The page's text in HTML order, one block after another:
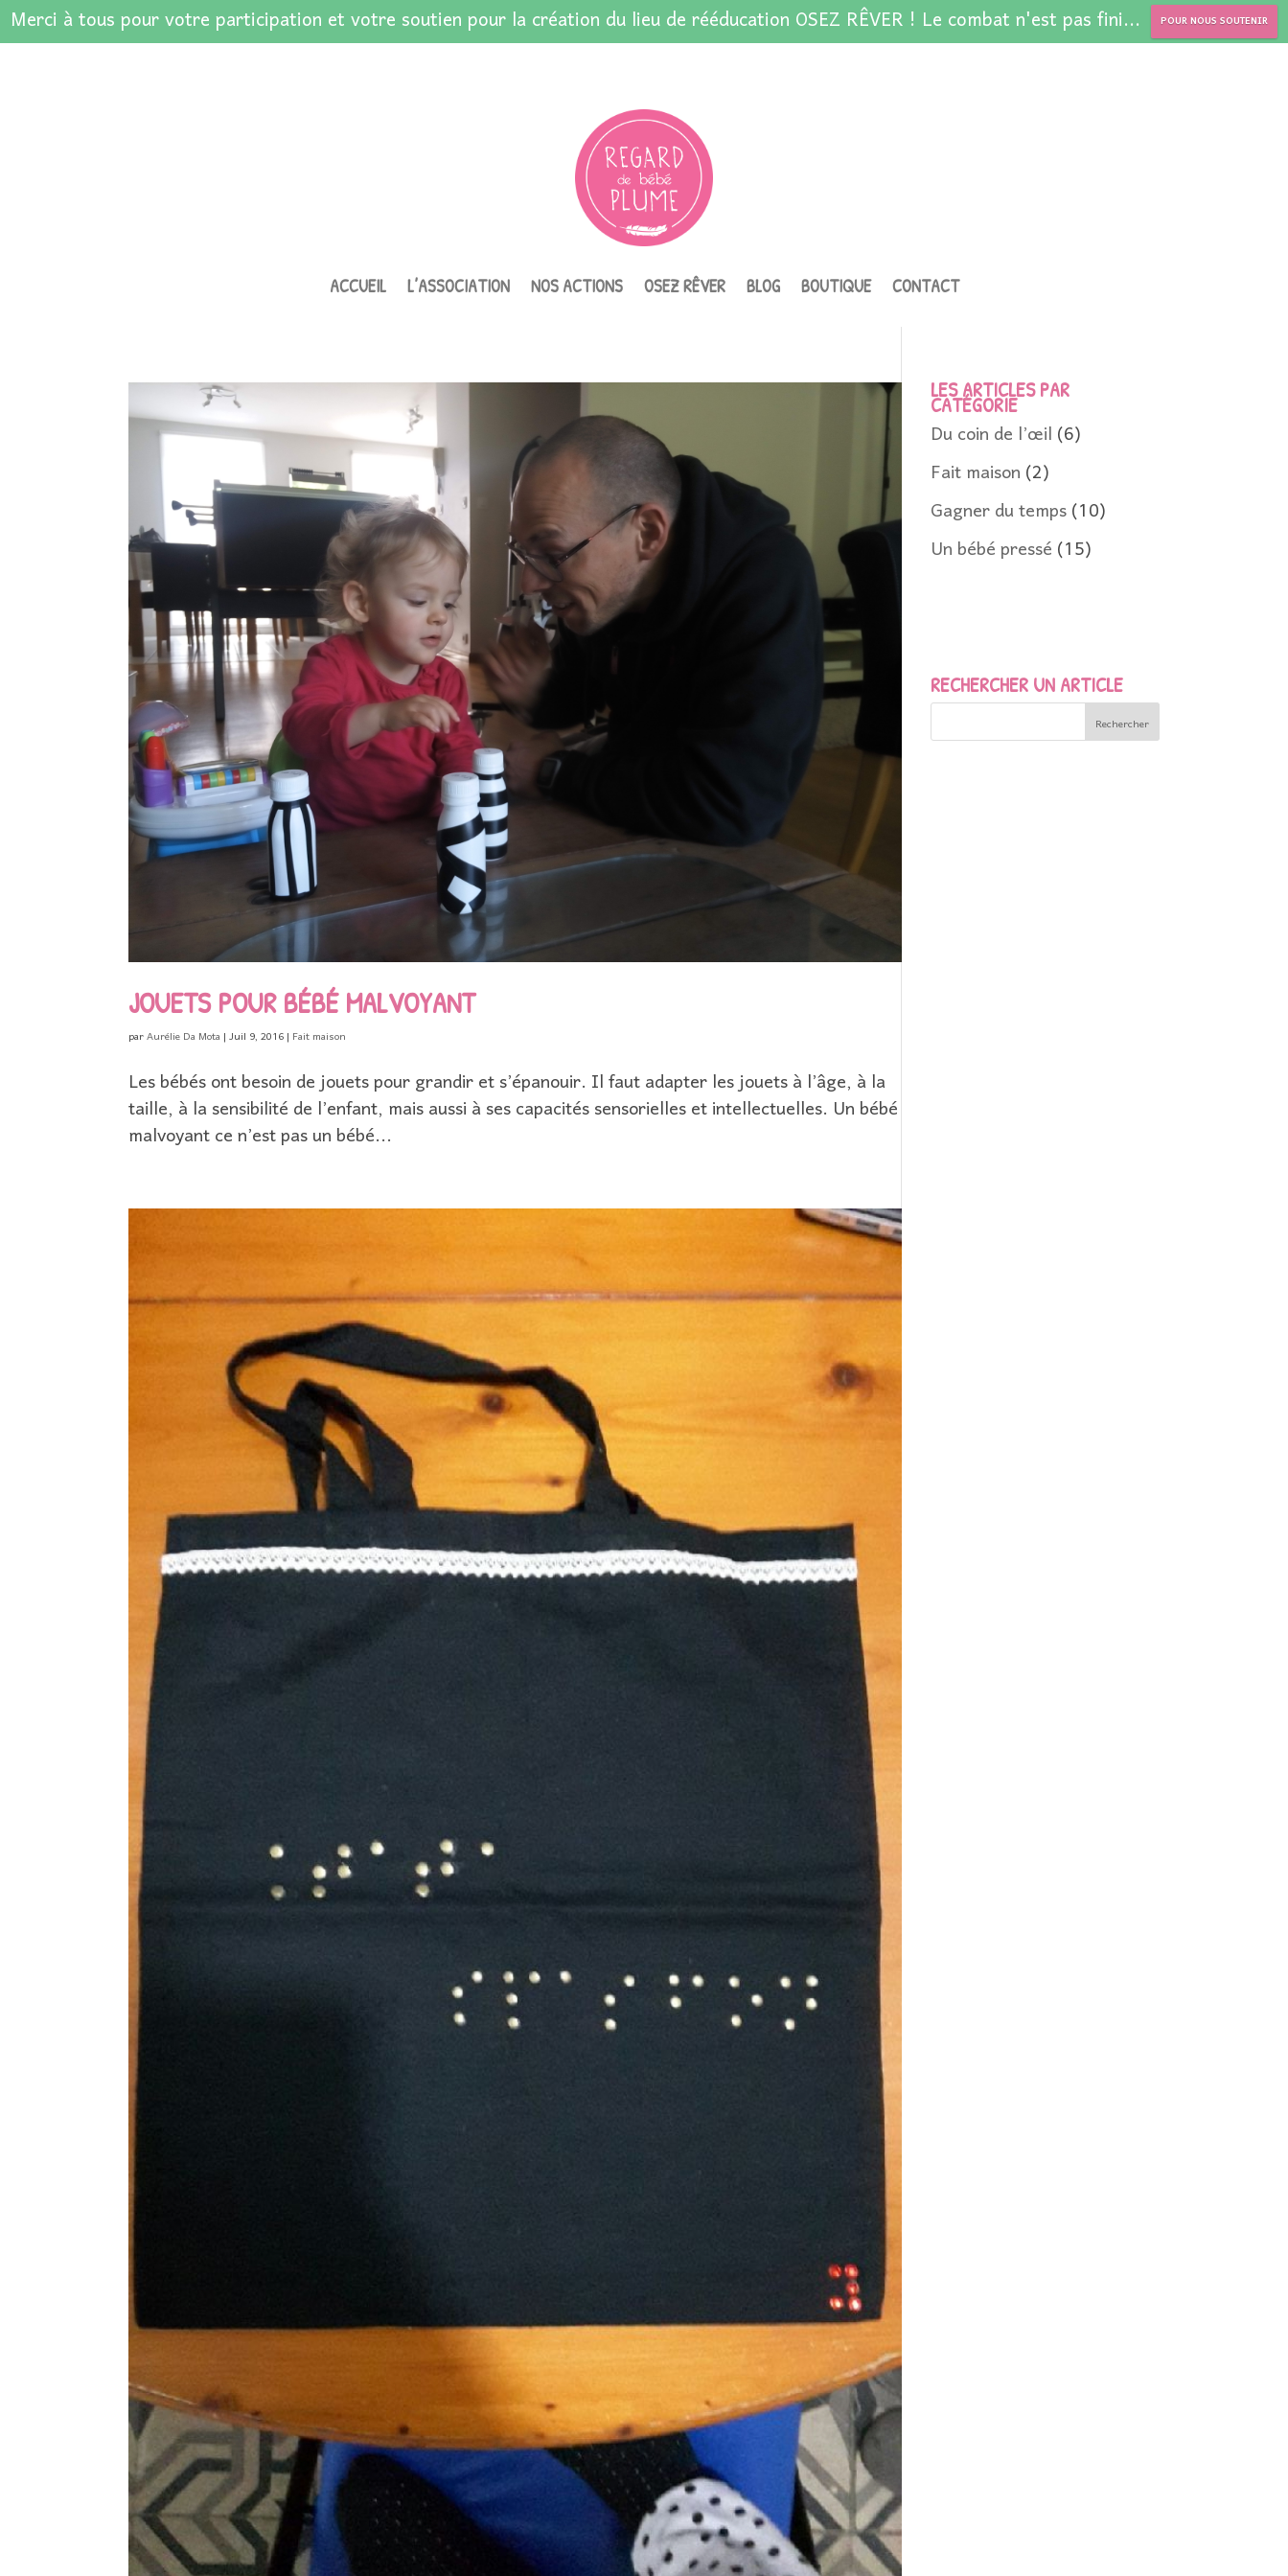
Merci à tous pour votre participation et votre soutien pour la création du lieu de rééducation OSEZ RÊVER ! Le combat n'est pas fini... POUR NOUS SOUTENIR
ACCUEIL L’ASSOCIATION NOS ACTIONS OSEZ RÊVER BLOG BOUTIQUE CONTACT
JOUETS POUR BÉBÉ MALVOYANT
parAurélie Da Mota|Juil 9, 2016| Fait maison
Les bébés ont besoin de jouets pour grandir et s’épanouir. Il faut adapter les jouets à l’âge, à la
taille, à la sensibilité de l’enfant, mais aussi à ses capacités sensorielles et intellectuelles. Un bébé
malvoyant ce n’est pas un bébé...
LES ARTICLES PAR
CATÉGORIE
Du coin de l’œil(6)
Fait maison(2)
Gagner du temps(10)
Un bébé pressé(15)
RECHERCHER UN ARTICLE